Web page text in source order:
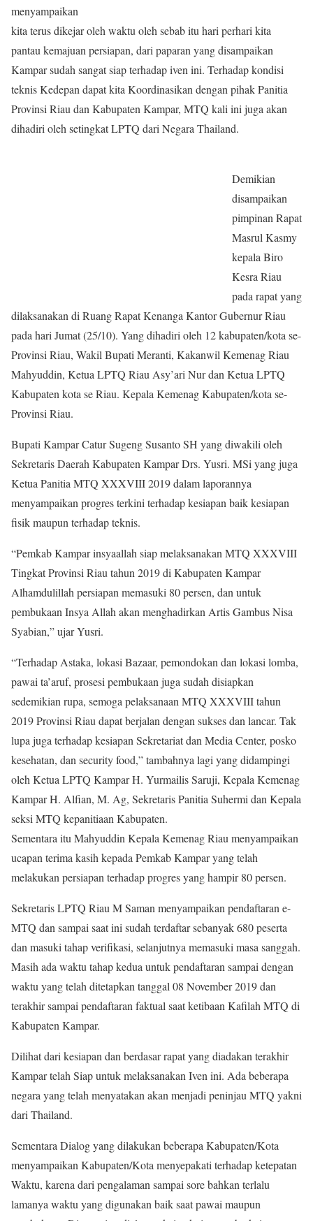
menyampaikan
kita terus dikejar oleh waktu oleh sebab itu hari perhari kita
pantau kemajuan persiapan, dari paparan yang disampaikan
Kampar sudah sangat siap terhadap iven ini. Terhadap kondisi
teknis Kedepan dapat kita Koordinasikan dengan pihak Panitia
Provinsi Riau dan Kabupaten Kampar, MTQ kali ini juga akan
dihadiri oleh setingkat LPTQ dari Negara Thailand.
Demikian
disampaikan
pimpinan Rapat
Masrul Kasmy
kepala Biro
Kesra Riau
pada rapat yang
dilaksanakan di Ruang Rapat Kenanga Kantor Gubernur Riau
pada hari Jumat (25/10). Yang dihadiri oleh 12 kabupaten/kota se-
Provinsi Riau, Wakil Bupati Meranti, Kakanwil Kemenag Riau
Mahyuddin, Ketua LPTQ Riau Asy’ari Nur dan Ketua LPTQ
Kabupaten kota se Riau. Kepala Kemenag Kabupaten/kota se-
Provinsi Riau.
Bupati Kampar Catur Sugeng Susanto SH yang diwakili oleh
Sekretaris Daerah Kabupaten Kampar Drs. Yusri. MSi yang juga
Ketua Panitia MTQ XXXVIII 2019 dalam laporannya
menyampaikan progres terkini terhadap kesiapan baik kesiapan
fisik maupun terhadap teknis.
“Pemkab Kampar insyaallah siap melaksanakan MTQ XXXVIII
Tingkat Provinsi Riau tahun 2019 di Kabupaten Kampar
Alhamdulillah persiapan memasuki 80 persen, dan untuk
pembukaan Insya Allah akan menghadirkan Artis Gambus Nisa
Syabian,” ujar Yusri.
“Terhadap Astaka, lokasi Bazaar, pemondokan dan lokasi lomba,
pawai ta’aruf, prosesi pembukaan juga sudah disiapkan
sedemikian rupa, semoga pelaksanaan MTQ XXXVIII tahun
2019 Provinsi Riau dapat berjalan dengan sukses dan lancar. Tak
lupa juga terhadap kesiapan Sekretariat dan Media Center, posko
kesehatan, dan security food,” tambahnya lagi yang didampingi
oleh Ketua LPTQ Kampar H. Yurmailis Saruji, Kepala Kemenag
Kampar H. Alfian, M. Ag, Sekretaris Panitia Suhermi dan Kepala
seksi MTQ kepanitiaan Kabupaten.
Sementara itu Mahyuddin Kepala Kemenag Riau menyampaikan
ucapan terima kasih kepada Pemkab Kampar yang telah
melakukan persiapan terhadap progres yang hampir 80 persen.
Sekretaris LPTQ Riau M Saman menyampaikan pendaftaran e-
MTQ dan sampai saat ini sudah terdaftar sebanyak 680 peserta
dan masuki tahap verifikasi, selanjutnya memasuki masa sanggah.
Masih ada waktu tahap kedua untuk pendaftaran sampai dengan
waktu yang telah ditetapkan tanggal 08 November 2019 dan
terakhir sampai pendaftaran faktual saat ketibaan Kafilah MTQ di
Kabupaten Kampar.
Dilihat dari kesiapan dan berdasar rapat yang diadakan terakhir
Kampar telah Siap untuk melaksanakan Iven ini. Ada beberapa
negara yang telah menyatakan akan menjadi peninjau MTQ yakni
dari Thailand.
Sementara Dialog yang dilakukan beberapa Kabupaten/Kota
menyampaikan Kabupaten/Kota menyepakati terhadap ketepatan
Waktu, karena dari pengalaman sampai sore bahkan terlalu
lamanya waktu yang digunakan baik saat pawai maupun